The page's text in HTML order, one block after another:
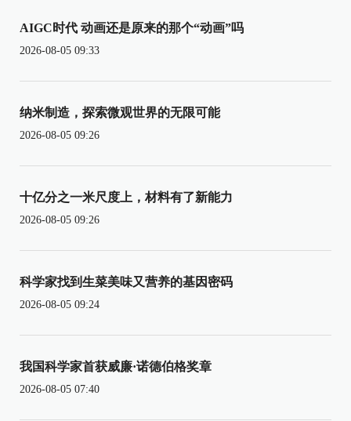
AIGC时代 动画还是原来的那个“动画”吗
2026-08-05 09:33
纳米制造，探索微观世界的无限可能
2026-08-05 09:26
十亿分之一米尺度上，材料有了新能力
2026-08-05 09:26
科学家找到生菜美味又营养的基因密码
2026-08-05 09:24
我国科学家首获威廉·诺德伯格奖章
2026-08-05 07:40